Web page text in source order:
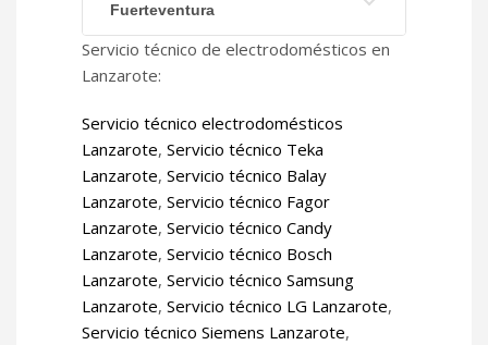
Fuerteventura
Servicio técnico de electrodomésticos en
Lanzarote:
Servicio técnico electrodomésticos
Lanzarote, Servicio técnico Teka
Lanzarote, Servicio técnico Balay
Lanzarote, Servicio técnico Fagor
Lanzarote, Servicio técnico Candy
Lanzarote, Servicio técnico Bosch
Lanzarote, Servicio técnico Samsung
Lanzarote, Servicio técnico LG Lanzarote,
Servicio técnico Siemens Lanzarote,